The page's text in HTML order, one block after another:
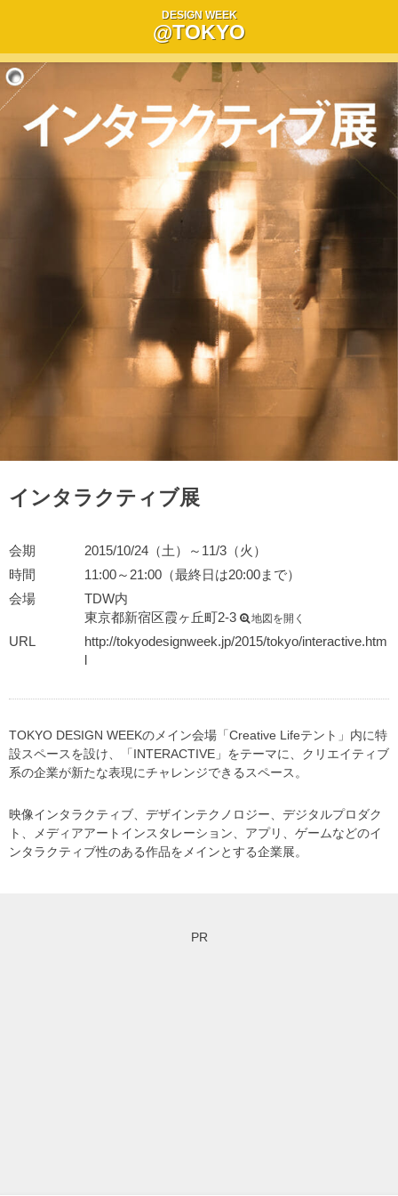
DESIGN WEEK
@TOKYO
インタラクティブ展
会期
2015/10/24（土）～11/3（火）
時間
11:00～21:00（最終日は20:00まで）
会場
TDW内
東京都新宿区霞ヶ丘町2-3
地図を開く
URL
http://tokyodesignweek.jp/2015/tokyo/interactive.htm
l
TOKYO DESIGN WEEKのメイン会場「Creative Lifeテント」内に特
設スペースを設け、「INTERACTIVE」をテーマに、クリエイティブ
系の企業が新たな表現にチャレンジできるスペース。
映像インタラクティブ、デザインテクノロジー、デジタルプロダク
ト、メディアアートインスタレーション、アプリ、ゲームなどのイ
ンタラクティブ性のある作品をメインとする企業展。
PR